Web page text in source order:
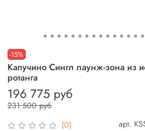
-15%
(0) арт.
Капучино Сингл лаунж-зона из
ротанга
196 775 руб
231 500 руб